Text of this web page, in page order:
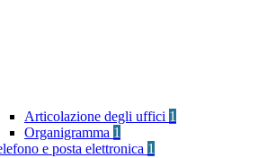
Articolazione degli uffici 1
Organigramma 1
e posta elettronica 1